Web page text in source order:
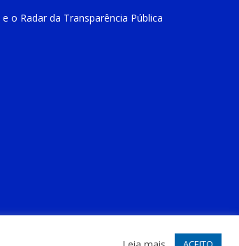
e o Radar da Transparência Pública